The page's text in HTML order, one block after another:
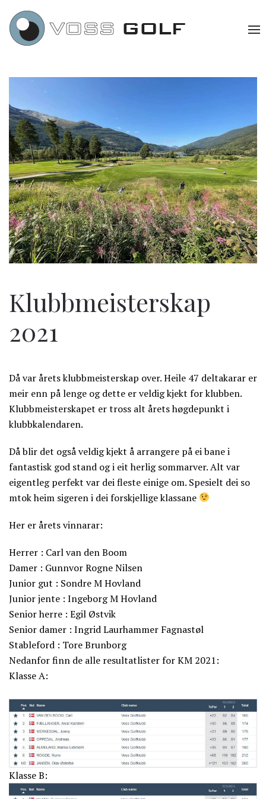
Klubbmeisterskap
2021
Då var årets klubbmeisterskap over. Heile 47 deltakarar er
meir enn på lenge og dette er veldig kjekt for klubben.
Klubbmeisterskapet er tross alt årets høgdepunkt i
klubbkalendaren.
Då blir det også veldig kjekt å arrangere på ei bane i
fantastisk god stand og i eit herlig sommarver. Alt var
eigentleg perfekt var dei fleste einige om. Spesielt dei so
mtok heim sigeren i dei forskjellige klassane
Her er årets vinnarar:
Herrer : Carl van den Boom
Damer : Gunnvor Rogne Nilsen
Junior gut : Sondre M Hovland
Junior jente : Ingeborg M Hovland
Senior herre : Egil Østvik
Senior damer : Ingrid Laurhammer Fagnastøl
Stableford : Tore Brunborg
Nedanfor finn de alle resultatlister for KM 2021:
Klasse A:
Klasse B: